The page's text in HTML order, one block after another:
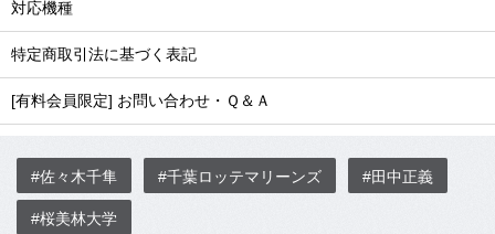
対応機種
特定商取引法に基づく表記
[有料会員限定] お問い合わせ・Ｑ＆Ａ
#佐々木千隼 #千葉ロッテマリーンズ #田中正義
#桜美林大学